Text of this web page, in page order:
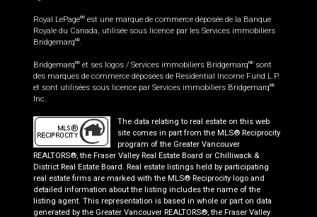
Royal LePageMD est une marque de commerce déposée de la Banque
Royale du Canada, utilisée sous licence par les Services immobiliers
BridgemarqMD.
BridgemarqMD et ses logos / Services immobiliers BridgemarqMD
sont
des marques de commerce déposées de Residential Income Fund L.P.
et sont utilisées sous licence par Services immobiliers BridgemarqMD
Inc.
The data relating to real estate on this web
site comes in part from the MLS® Reciprocity
program of the Greater Vancouver
REALTORS®, the Fraser Valley Real Estate Board or Chilliwack &
District Real Estate Board. Real estate listings held by participating
real estate firms are marked with the MLS® Reciprocity logo and
detailed information about the listing includes the name of the
listing agent. This representation is based in whole or part on data
generated by the Greater Vancouver REALTORS®, the Fraser Valley